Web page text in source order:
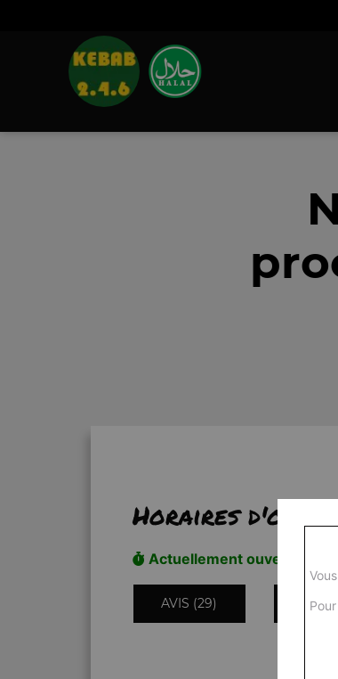
Horaires
Actuellement ouvert
AVIS (29)